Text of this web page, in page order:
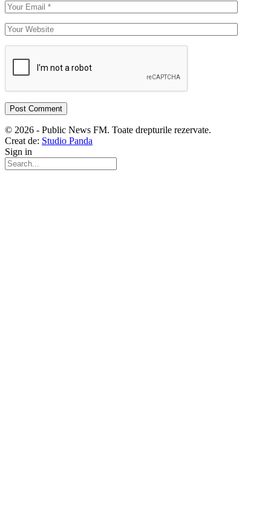
© 2026 - Public News FM. Toate drepturile rezervate.
Creat de: Studio Panda
Sign in